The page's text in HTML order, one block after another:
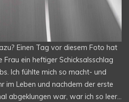
Einen Tag vor diesem Foto hat
ein heftiger Schicksalsschlag
Ich fühlte mich so macht- und
im Leben und nachdem der erste
abgeklungen war, war ich so leer…